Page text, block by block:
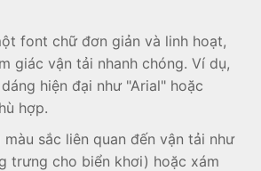
font chữ đơn giản và linh hoạt,
giác vận tải nhanh chóng. Ví dụ,
hiện đại như "Arial" hoặc
hợp.
màu sắc liên quan đến vận tải như
trưng cho biển khơi) hoặc xám